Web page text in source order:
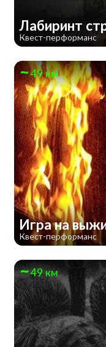
Лабиринт
Квест-перформанс
49 км
Игра на
Квест-перформанс
49 км